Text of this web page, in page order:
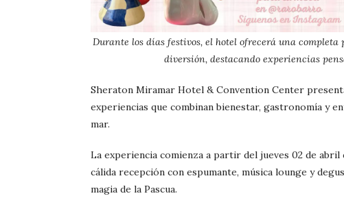
Durante los días festivos, el hotel ofrecerá una
diversión, destacando experiencias
Sheraton Miramar Hotel & Convention Center
experiencias que combinan bienestar, gastronomía y
mar.
La experiencia comienza a partir del jueves 02 de
cálida recepción con espumante, música lounge y
magia de la Pascua.